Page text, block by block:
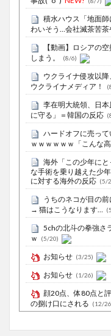
積水ハウス「地面
わいそう…会社滅茶苦茶
【動画】ロシアの
しまう。
(8/6)
ウクライナ侵攻以
ウクライナメディア！
李在明大統領、日
に守る」＝韓国の反応
ハードオフに売っ
ｗｗｗｗｗｗ「こんな
海外「この少年に
な手術を乗り越えた少
に対する海外の反応 (5/
うちのネコが目の
→ 猫はこうなります…
5chの北斗の拳強さ
ｗ
(5/20)
お知らせ (3/25)
お知らせ (1/26)
顔20点、体80点と
の捌け口にされる (12/
広がらず (7/13)